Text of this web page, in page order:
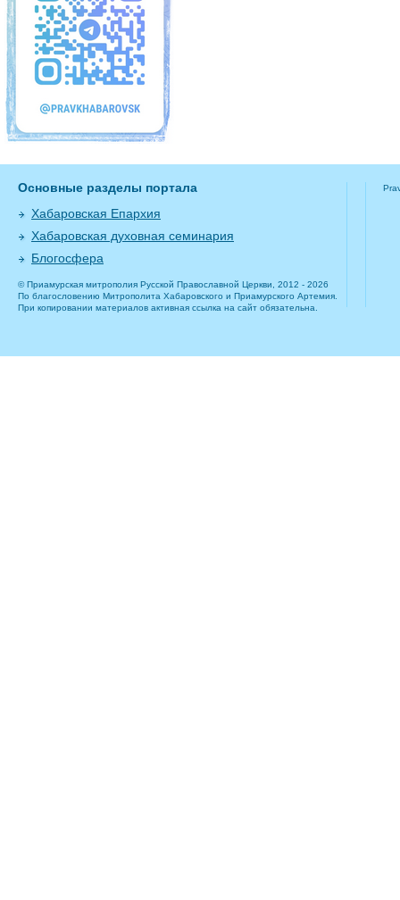
Основные разделы портала
Хабаровская Епархия
Хабаровская духовная семинария
Блогосфера
© Приамурская митрополия Русской Православной Церкви, 2012 - 2026
По благословению Митрополита Хабаровского и Приамурского Артемия.
При копировании материалов активная ссылка на сайт обязательна.